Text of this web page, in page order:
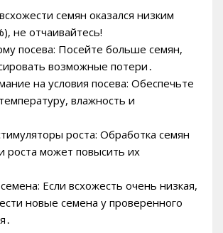
семян оказался низким
не отчаивайтесь!
посева: Посейте больше семян,
возможные потери․
на условия посева: Обеспечьте
влажность и
роста: Обработка семян
роста может повысить их
Если всхожесть очень низкая,
новые семена у проверенного